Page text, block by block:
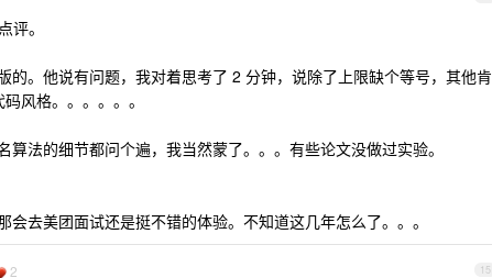
评。
的。他说有问题，我对着思考了 2 分钟，说除了上限缺个等号，其他肯
风格。。。。。。
法的细节都问个遍，我当然蒙了。。。有些论文没做过实验。
去美团面试还是挺不错的体验。不知道这几年怎么了。。。
15
2